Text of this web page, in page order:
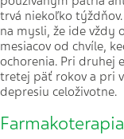
trvá niekoľko
na mysli, že ide vždy
mesiacov od chvíle,
ochorenia. Pri druhej
tretej päť rokov a pri
depresiu celoživotne.
Farmakoterapia